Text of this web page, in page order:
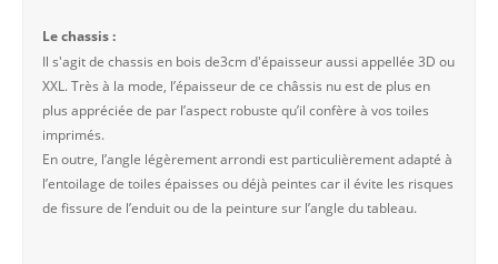
Le chassis :
Il s'agit de chassis en bois de3cm d'épaisseur aussi appellée 3D ou
XXL. Très à la mode, l’épaisseur de ce châssis nu est de plus en
plus appréciée de par l’aspect robuste qu’il confère à vos toiles
imprimés.
En outre, l’angle légèrement arrondi est particulièrement adapté à
l’entoilage de toiles épaisses ou déjà peintes car il évite les risques
de fissure de l’enduit ou de la peinture sur l’angle du tableau.